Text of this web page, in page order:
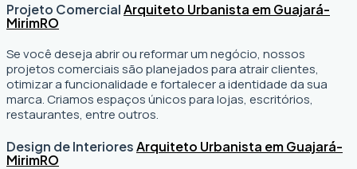
Projeto ComercialArquiteto Urbanista em Guajará-
MirimRO
Se você deseja abrir ou reformar um negócio, nossos
projetos comerciais são planejados para atrair clientes,
otimizar a funcionalidade e fortalecer a identidade da sua
marca. Criamos espaços únicos para lojas, escritórios,
restaurantes, entre outros.
Design de InterioresArquiteto Urbanista em Guajará-
MirimRO